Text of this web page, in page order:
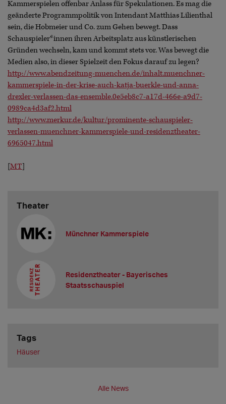
Kammerspielen offenbar Anlass für Spekulationen. Es mag die
geänderte Programmpolitik von Intendant Matthias Lilienthal
sein, die Hobmeier und Co. zum Gehen bewegt. Dass
Schauspieler*innen ihren Arbeitsplatz aus künstlerischen
Gründen wechseln, kam und kommt stets vor. Was bewegt die
Medien also, in dieser Spielzeit den Fokus darauf zu legen?
http://www.abendzeitung-muenchen.de/inhalt.muenchner-
kammerspiele-in-der-krise-auch-katja-buerkle-und-anna-
drexler-verlassen-das-ensemble.0e5eb8c7-a17d-466e-a9d7-
0989ca4d3af2.html
http://www.merkur.de/kultur/prominente-schauspieler-
verlassen-muenchner-kammerspiele-und-residenztheater-
6965047.html
[MT]
Theater
Münchner Kammerspiele
Residenztheater - Bayerisches
Staatsschauspiel
Tags
Häuser
Alle News